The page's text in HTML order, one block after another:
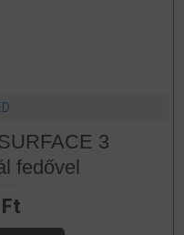
3
fedővel